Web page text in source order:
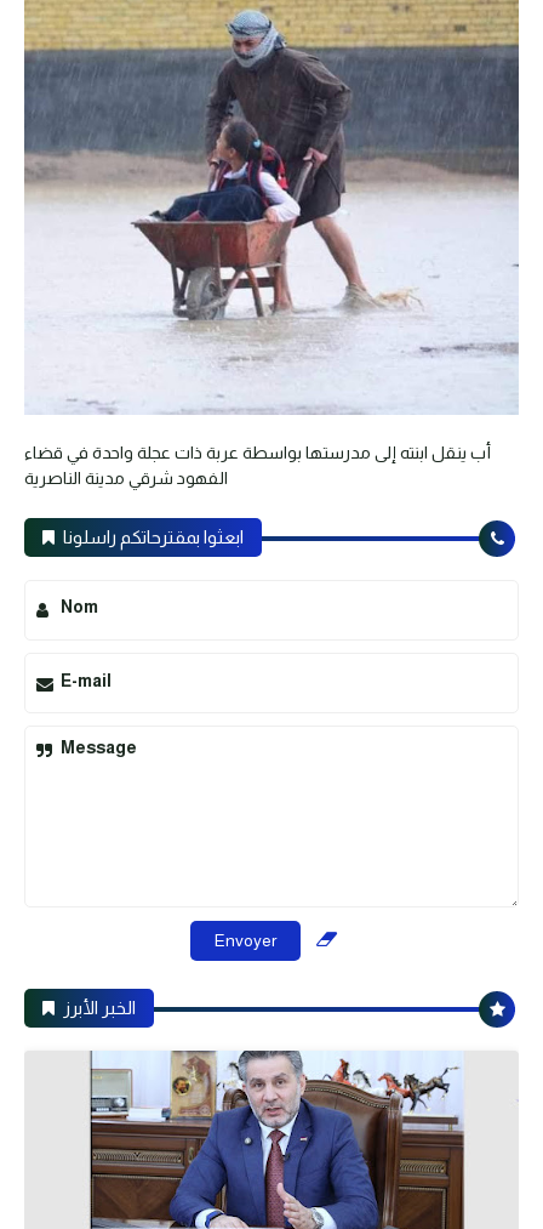
أب ينقل ابنته إلى مدرستها بواسطة عربة ذات عجلة واحدة في قضاء
الفهود شرقي مدينة الناصرية
ابعثوا بمقترحاتكم راسلونا
Nom
E-mail
Message
الخبر الأبرز